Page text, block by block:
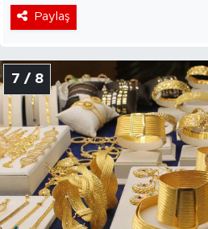
Paylaş
7 / 8